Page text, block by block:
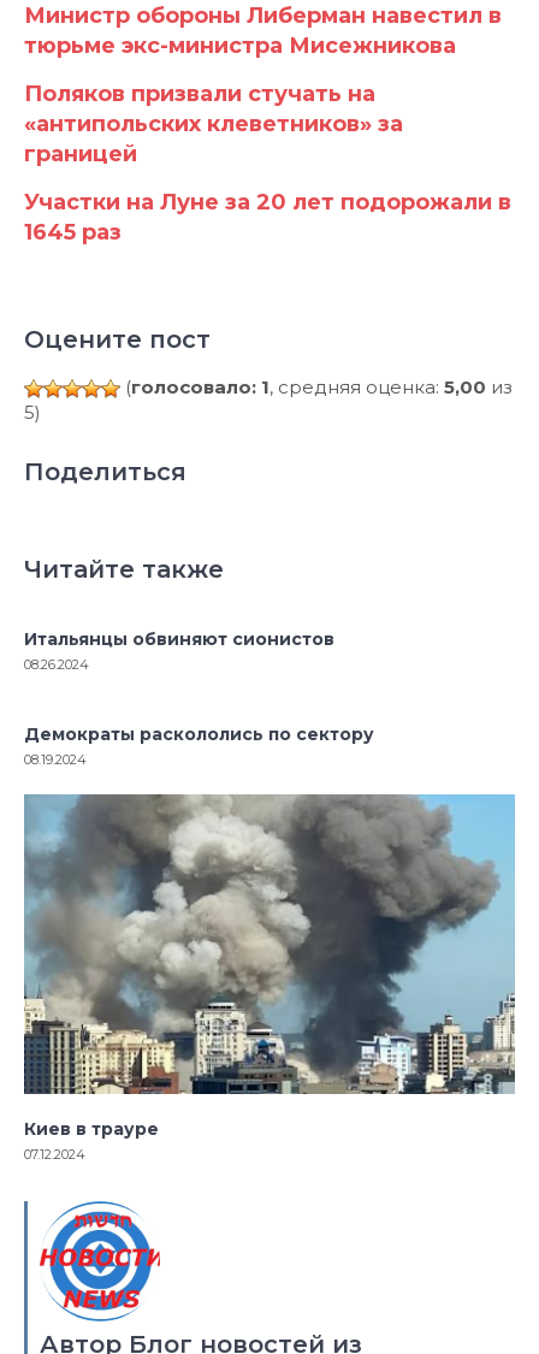
Министр обороны Либерман навестил в
тюрьме экс-министра Мисежникова
Поляков призвали стучать на
«антипольских клеветников» за
границей
Участки на Луне за 20 лет подорожали в
1645 раз
Оцените пост
(голосовало: 1, средняя оценка: 5,00 из
5)
Поделиться
Читайте также
Итальянцы обвиняют сионистов
08.26.2024
Демократы раскололись по сектору
08.19.2024
Киев в трауре
07.12.2024
Автор Блог новостей из